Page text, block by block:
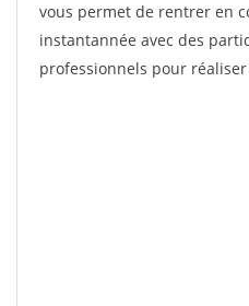
vous permet de rentrer en
instantannée avec des
professionnels pour